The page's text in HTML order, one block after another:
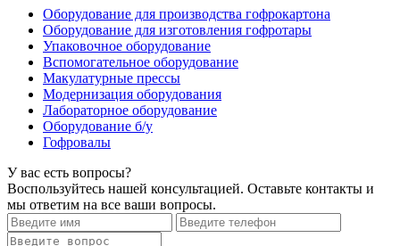
Оборудование для производства гофрокартона
Оборудование для изготовления гофротары
Упаковочное оборудование
Вспомогательное оборудование
Макулатурные прессы
Модернизация оборудования
Лабораторное оборудование
Оборудование б/у
Гофровалы
У вас есть вопросы?
Воспользуйтесь нашей консультацией. Оставьте контакты и
мы ответим на все ваши вопросы.